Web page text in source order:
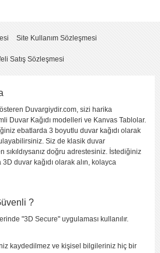
Site Kullanım Sözleşmesi
Satış Sözleşmesi
Duvargiydir.com, sizi harika
Duvar Kağıdı modelleri ve Kanvas Tablolar.
ebatlarda 3 boyutlu duvar kağıdı olarak
Siz de klasik duvar
sıkıldıysanız doğru adrestesiniz. İstediğiniz
duvar kağıdı olarak alın, kolayca
?
"3D Secure" uygulaması kullanılır.
kaydedilmez ve kişisel bilgileriniz hiç bir